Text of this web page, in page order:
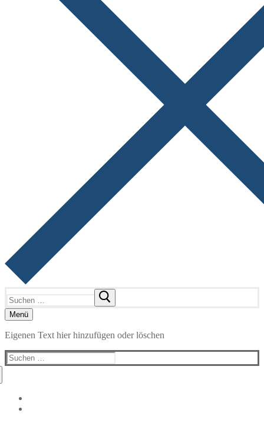
nach:
Menü
Eigenen Text hier hinzufügen oder löschen
Suchen
nach: